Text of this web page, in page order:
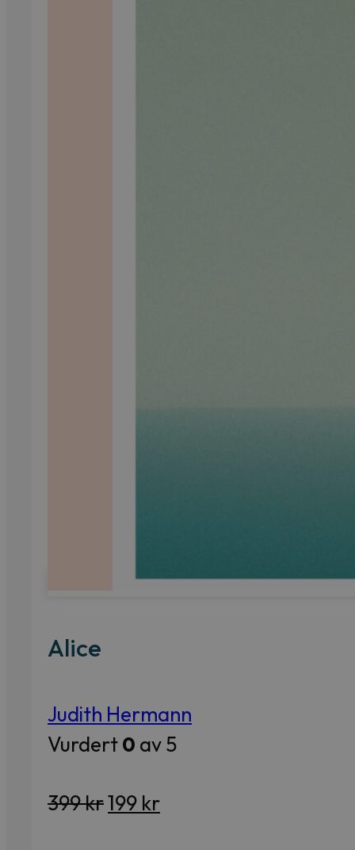
Alice
Judith Hermann
Vurdert0 av 5
399krOpprinnelig
199 krNåværende